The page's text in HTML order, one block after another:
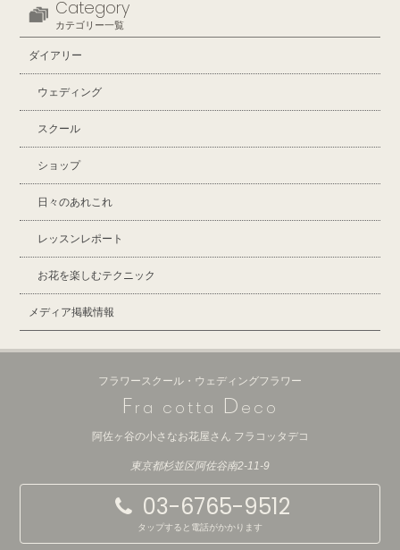
Category
カテゴリー一覧
ダイアリー
ウェディング
スクール
ショップ
日々のあれこれ
レッスンレポート
お花を楽しむテクニック
メディア掲載情報
フラワースクール・ウェディングフラワー
Fra cotta D eco
阿佐ヶ谷の小さなお花屋さん フラコッタデコ
東京都杉並区阿佐谷南2-11-9
03-6765-9512
タップすると電話がかかります